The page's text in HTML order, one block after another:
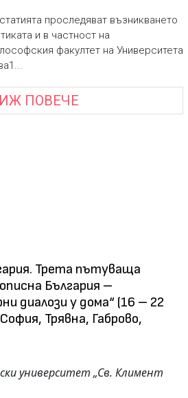
проследяват възникването
и в частност на
факултет на Университета
ПОВЕЧЕ
Трета пътуваща
България –
диалози у дома“ (16 – 22
Трявна, Габрово,
университет „Св. Климент